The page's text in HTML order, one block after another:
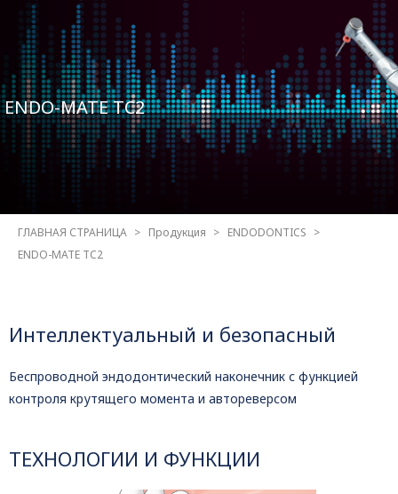
ENDO-MATE TC2
ГЛАВНАЯ СТРАНИЦА Продукция
ENDODONTICS
ENDO-MATE TC2
Интеллектуальный и безопасный
Беспроводной эндодонтический наконечник с функцией
контроля крутящего момента и автореверсом
ТЕХНОЛОГИИ И ФУНКЦИИ